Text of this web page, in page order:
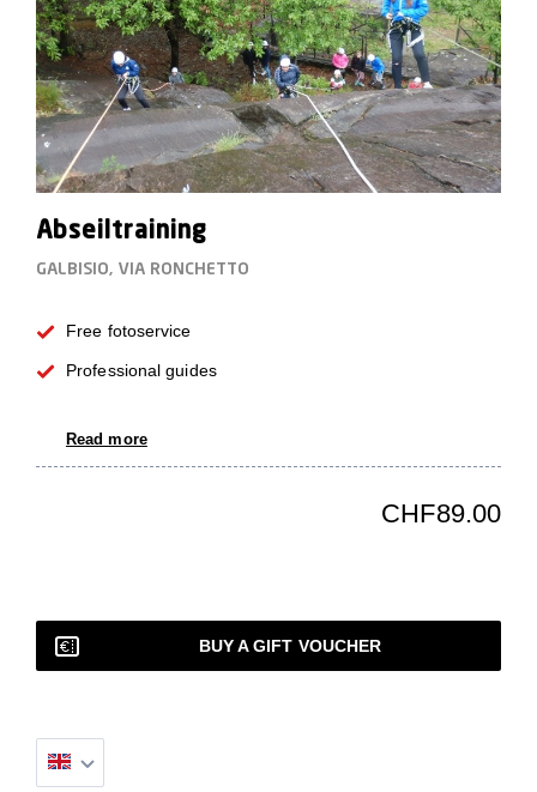
Abseiltraining
GALBISIO, VIA RONCHETTO
Free fotoservice
Professional guides
Read more
CHF89.00
BUY A GIFT VOUCHER